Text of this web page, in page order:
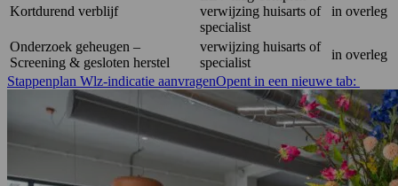
Kortdurend verblijf
verwijzing huisarts of
specialist
in overleg
Onderzoek geheugen –
Screening & gesloten herstel
verwijzing huisarts of
specialist
in overleg
Stappenplan Wlz-indicatie aanvragenOpent in een nieuwe tab: